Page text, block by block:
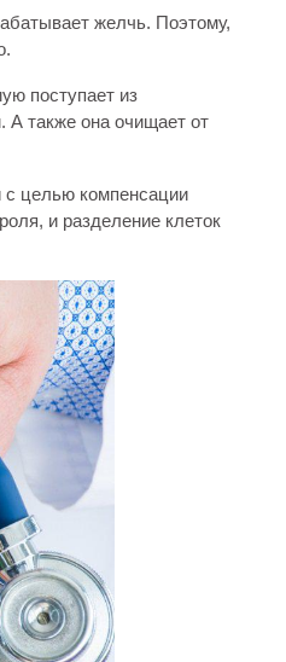
желчь. Поэтому,
поступает из
А также она очищает от
с целью компенсации
и разделение клеток